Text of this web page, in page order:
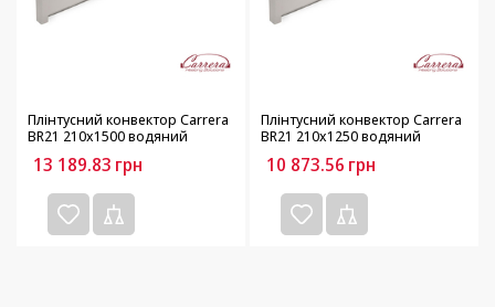
Плінтусний конвектор Carrera
BR21 210х1500 водяний
13 189.83 грн
Плінтусний конвектор Carrera
BR21 210х1250 водяний
10 873.56 грн